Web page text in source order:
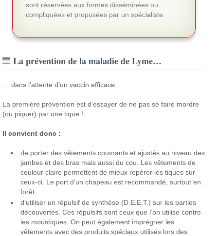
sont réservées aux formes disséminées ou
compliquées et proposées par un spécialiste.
La prévention de la maladie de Lyme…
… dans l’attente d’un vaccin efficace.
La première prévention est d’essayer de ne pas se faire mordre
(ou piquer) par une tique !
Il convient donc :
de porter des vêtements couvrants et ajustés au niveau des
jambes et des bras mais aussi du cou. Les vêtements de
couleur claire permettent de mieux repérer les tiques sur
ceux-ci. Le port d’un chapeau est recommandé, surtout en
forêt.
d’utiliser un répulsif de synthèse (D.E.E.T.) sur les parties
découvertes. Ces répulsifs sont ceux que l’on utilise contre
les moustiques. On peut également imprégner les
vêtements avec des produits spéciaux utilisés lors des